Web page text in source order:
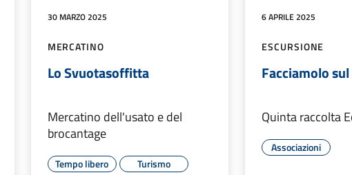
30 MARZO 2025
MERCATINO
Lo Svuotasoffitta
Mercatino dell'usato e del
brocantage
Tempo libero Turismo
6 APRILE 2025
ESCURSIONE
Facciamolo
Quinta raccolta
Associazioni